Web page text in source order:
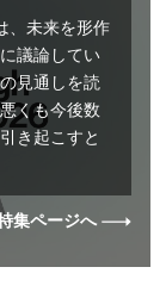
、未来を形作
議論してい
見通しを読
くも今後数
き起こすと
集ページへ